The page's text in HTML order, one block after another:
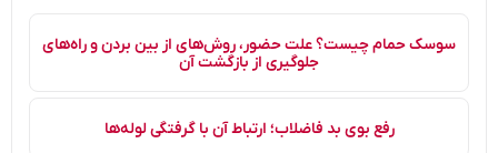
سوسک حمام چیست؟ علت حضور، روش‌های از بین بردن و راه‌های
جلوگیری از بازگشت آن
رفع بوی بد فاضلاب؛ ارتباط آن با گرفتگی لوله‌ها